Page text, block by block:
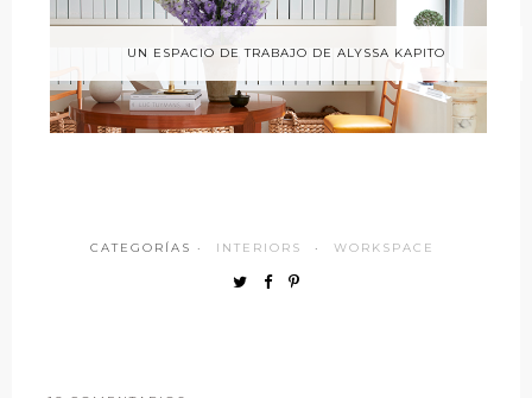
UN ESPACIO DE TRABAJO DE ALYSSA KAPITO
CATEGORÍAS · INTERIORS · WORKSPACE